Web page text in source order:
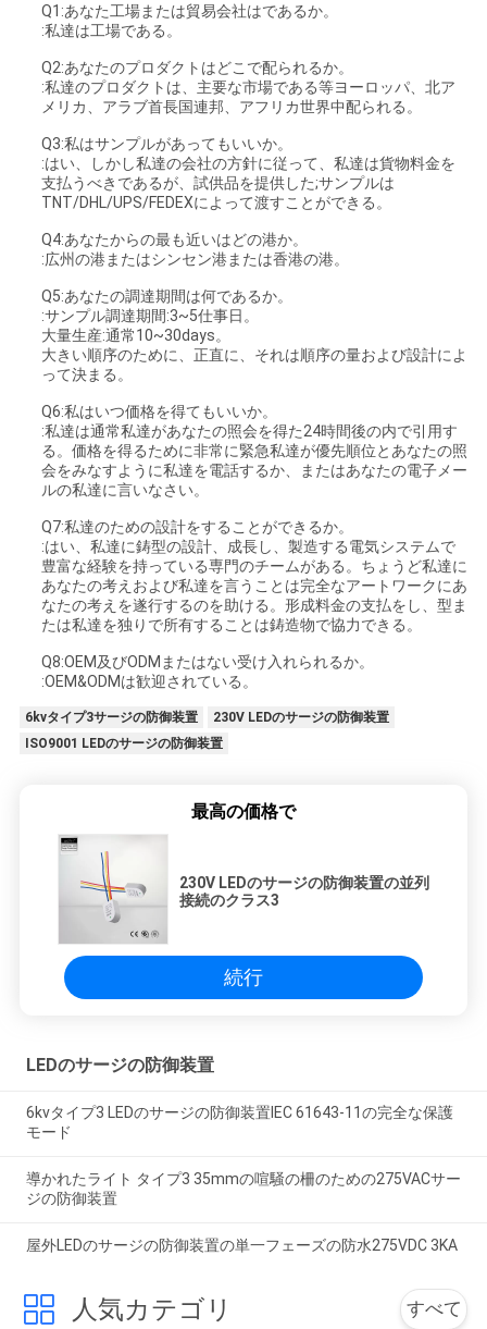
Q1:あなた工場または貿易会社はであるか。
:私達は工場である。
Q2:あなたのプロダクトはどこで配られるか。
:私達のプロダクトは、主要な市場である等ヨーロッパ、北ア
メリカ、アラブ首長国連邦、アフリカ世界中配られる。
Q3:私はサンプルがあってもいいか。
:はい、しかし私達の会社の方針に従って、私達は貨物料金を
支払うべきであるが、試供品を提供した;サンプルは
TNT/DHL/UPS/FEDEXによって渡すことができる。
Q4:あなたからの最も近いはどの港か。
:広州の港またはシンセン港または香港の港。
Q5:あなたの調達期間は何であるか。
:サンプル調達期間:3~5仕事日。
大量生産:通常10~30days。
大きい順序のために、正直に、それは順序の量および設計によ
って決まる。
Q6:私はいつ価格を得てもいいか。
:私達は通常私達があなたの照会を得た24時間後の内で引用す
る。価格を得るために非常に緊急私達が優先順位とあなたの照
会をみなすように私達を電話するか、またはあなたの電子メー
ルの私達に言いなさい。
Q7:私達のための設計をすることができるか。
:はい、私達に鋳型の設計、成長し、製造する電気システムで
豊富な経験を持っている専門のチームがある。ちょうど私達に
あなたの考えおよび私達を言うことは完全なアートワークにあ
なたの考えを遂行するのを助ける。形成料金の支払をし、型ま
たは私達を独りで所有することは鋳造物で協力できる。
Q8:OEM及びODMまたはない受け入れられるか。
:OEM&ODMは歓迎されている。
6kvタイプ3サージの防御装置
230V LEDのサージの防御装置
ISO9001 LEDのサージの防御装置
最高の価格で
230V LEDのサージの防御装置の並列
接続のクラス3
続行
LEDのサージの防御装置
6kvタイプ3 LEDのサージの防御装置IEC 61643-11の完全な保護
モード
導かれたライト タイプ3 35mmの喧騒の柵のための275VACサー
ジの防御装置
屋外LEDのサージの防御装置の単一フェーズの防水275VDC 3KA
人気カテゴリ すべて